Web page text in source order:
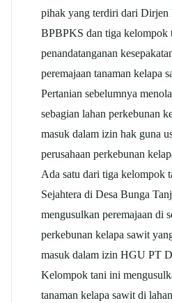
pihak yang terdiri dari Dirjen
BPBPKS dan tiga kelompok
penandatanganan
peremajaan tanaman kelapa
Pertanian sebelumnya
sebagian lahan perkebunan
masuk dalam izin hak guna
perusahaan perkebunan
Ada satu dari tiga kelompok
Sejahtera di Desa Bunga
mengusulkan peremajaan di
perkebunan kelapa sawit
masuk dalam izin HGU PT
Kelompok tani ini
tanaman kelapa sawit di